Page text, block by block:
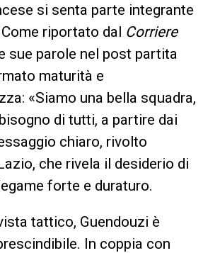
si senta parte integrante
riportato dal Corriere
sue parole nel post partita
maturità e
«Siamo una bella squadra,
di tutti, a partire dai
chiaro, rivolto
che rivela il desiderio di
forte e duraturo.
tattico, Guendouzi è
In coppia con